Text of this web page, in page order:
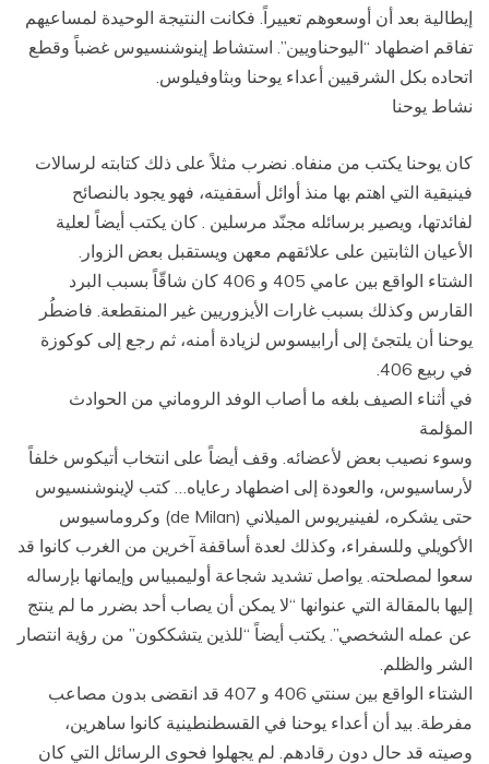
إيطالية بعد أن أوسعوهم تعييراً. فكانت النتيجة الوحيدة لمساعيهم
تفاقم اضطهاد “اليوحناويين”. استشاط إينوشنسيوس غضباً وقطع
اتحاده بكل الشرقيين أعداء يوحنا وبثاوفيلوس.
نشاط يوحنا
كان يوحنا يكتب من منفاه. نضرب مثلاً على ذلك كتابته لرسالات
فينيقية التي اهتم بها منذ أوائل أسقفيته، فهو يجود بالنصائح
لفائدتها، ويصير برسائله مجنّد مرسلين . كان يكتب أيضاً لعلية
الأعيان الثابتين على علائقهم معهن ويستقبل بعض الزوار.
الشتاء الواقع بين عامي 405 و 406 كان شاقّاً بسبب البرد
القارس وكذلك بسبب غارات الأيزوريين غير المنقطعة. فاضطُر
يوحنا أن يلتجئ إلى أرابيسوس لزيادة أمنه، ثم رجع إلى كوكوزة
في ربيع 406.
في أثناء الصيف بلغه ما أصاب الوفد الروماني من الحوادث
المؤلمة
وسوء نصيب بعض لأعضائه. وقف أيضاً على انتخاب أتيكوس خلفاً
لأرساسيوس، والعودة إلى اضطهاد رعاياه… كتب لإينوشنسيوس
حتى يشكره، لفينيريوس الميلاني (de Milan) وكروماسيوس
الأكويلي وللسفراء، وكذلك لعدة أساقفة آخرين من الغرب كانوا قد
سعوا لمصلحته. يواصل تشديد شجاعة أوليمبياس وإيمانها بإرساله
إليها بالمقالة التي عنوانها “لا يمكن أن يصاب أحد بضرر ما لم ينتج
عن عمله الشخصي”. يكتب أيضاً “للذين يتشككون” من رؤية انتصار
الشر والظلم.
الشتاء الواقع بين سنتي 406 و 407 قد انقضى بدون مصاعب
مفرطة. بيد أن أعداء يوحنا في القسطنطينية كانوا ساهرين،
وصيته قد حال دون رقادهم. لم يجهلوا فحوى الرسائل التي كان